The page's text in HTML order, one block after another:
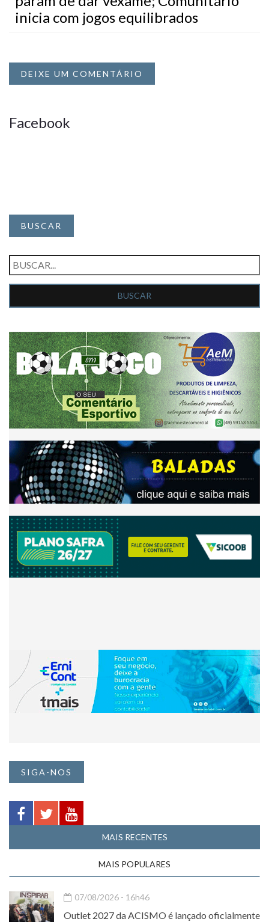
inicia com jogos equilibrados
DEIXE UM COMENTÁRIO
Facebook
BUSCAR
SIGA-NOS
MAIS RECENTES
MAIS POPULARES
07/08/2026 - 16h46
Outlet 2027 da ACISMO é lançado oficialmente